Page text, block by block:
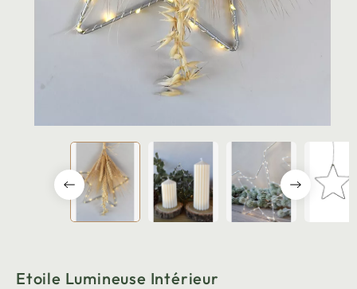
Etoile Lumineuse Intérieur